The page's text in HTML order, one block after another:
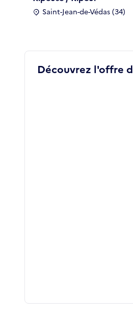
Saint-Jean-de-Védas (34)
Découvrez l'offre